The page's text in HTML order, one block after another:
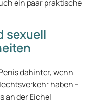
ein paar praktische
sexuell
dahinter, wenn
haben –
an der Eichel